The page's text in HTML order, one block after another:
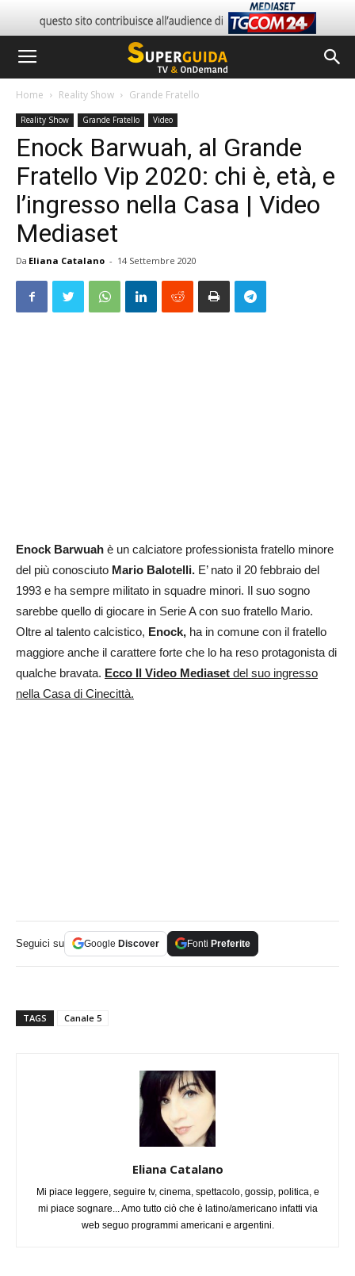
Home Reality Show Grande Fratello
Reality Show Grande Fratello Video
Enock Barwuah, al Grande
Fratello Vip 2020: chi è, età, e
l’ingresso nella Casa | Video
Mediaset
Da Eliana Catalano - 14 Settembre 2020
Enock Barwuah è un calciatore professionista fratello minore
del più conosciuto Mario Balotelli. E’ nato il 20 febbraio del
1993 e ha sempre militato in squadre minori. Il suo sogno
sarebbe quello di giocare in Serie A con suo fratello Mario.
Oltre al talento calcistico, Enock, ha in comune con il fratello
maggiore anche il carattere forte che lo ha reso protagonista di
qualche bravata. Ecco Il Video Mediaset del suo ingresso
nella Casa di Cinecittà.
Seguici su Google Discover Fonti Preferite
TAGS Canale 5
Eliana Catalano
Mi piace leggere, seguire tv, cinema, spettacolo, gossip, politica, e
mi piace sognare... Amo tutto ciò che è latino/americano infatti via
web seguo programmi americani e argentini.